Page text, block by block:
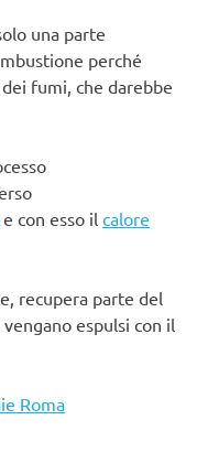
una parte
perché
fumi, che darebbe
e con esso il calore
recupera parte del
espulsi con il
Roma